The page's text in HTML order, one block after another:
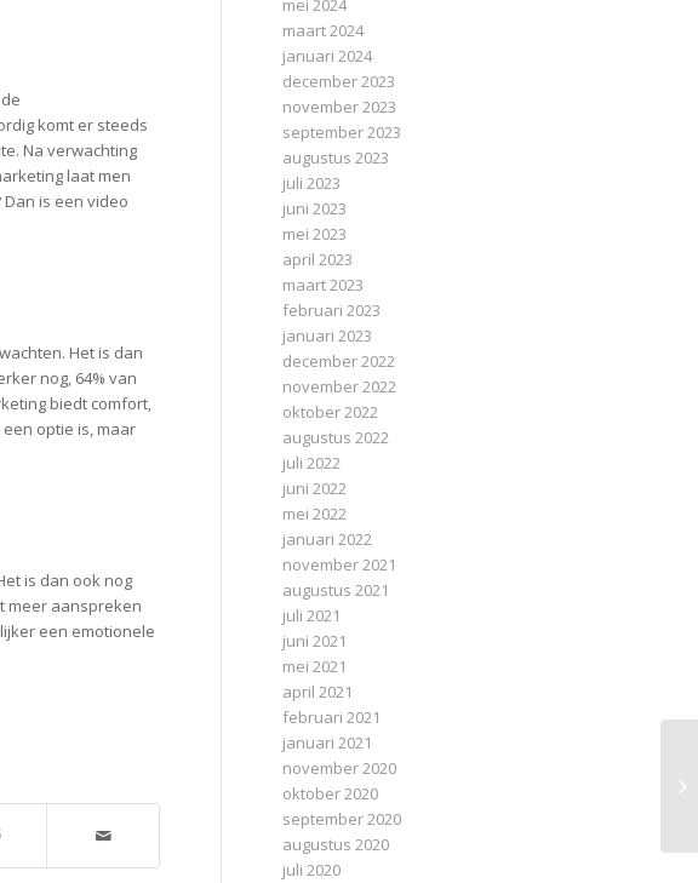
komt er steeds
Na verwachting
laat men
is een video
Het is dan
nog, 64% van
biedt comfort,
optie is, maar
is dan ook nog
meer aanspreken
een emotionele
mei 2024
maart 2024
januari 2024
december 2023
november 2023
september 2023
augustus 2023
juli 2023
juni 2023
mei 2023
april 2023
maart 2023
februari 2023
januari 2023
december 2022
november 2022
oktober 2022
augustus 2022
juli 2022
juni 2022
mei 2022
januari 2022
november 2021
augustus 2021
juli 2021
juni 2021
mei 2021
april 2021
februari 2021
januari 2021
november 2020
oktober 2020
september 2020
augustus 2020
juli 2020